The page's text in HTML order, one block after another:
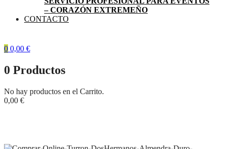
– CORAZÓN EXTREMEÑO
CONTACTO
0 0,00 €
0 Productos
No hay productos en el Carrito.
0,00 €